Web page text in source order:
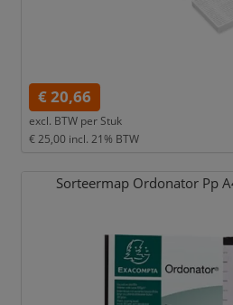
€ 20,66
excl. BTW per Stuk
€ 25,00 incl. 21% BTW
Sorteermap Ordonator Pp